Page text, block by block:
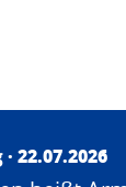
22.07.2026